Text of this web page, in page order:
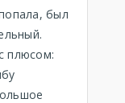
был
плюсом: